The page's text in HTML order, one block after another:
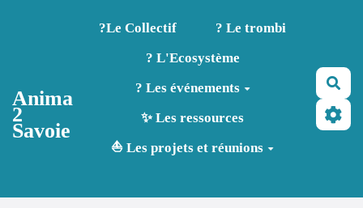
Aller au contenu principal
Anima
2
Savoie
?️Le Collectif
? Le trombi
? L'Ecosystème
? Les événements
✨ Les ressources
⛵ Les projets et réunions